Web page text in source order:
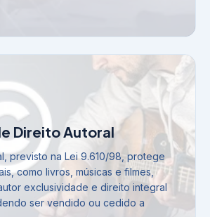
Direito Autoral
previsto na Lei 9.610/98, protege
como livros, músicas e filmes,
exclusividade e direito integral
ser vendido ou cedido a